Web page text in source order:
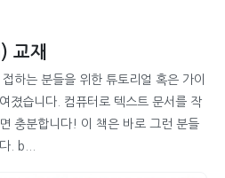
교재
하는 분들을 위한 튜토리얼 혹은 가이
졌습니다. 컴퓨터로 텍스트 문서를 작
충분합니다! 이 책은 바로 그런 분들
. b...